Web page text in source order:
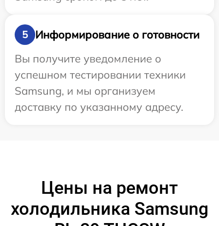
5
Информирование о готовности
Вы получите уведомление о
успешном тестировании техники
Samsung, и мы организуем
доставку по указанному адресу.
Цены на ремонт
холодильника Samsung